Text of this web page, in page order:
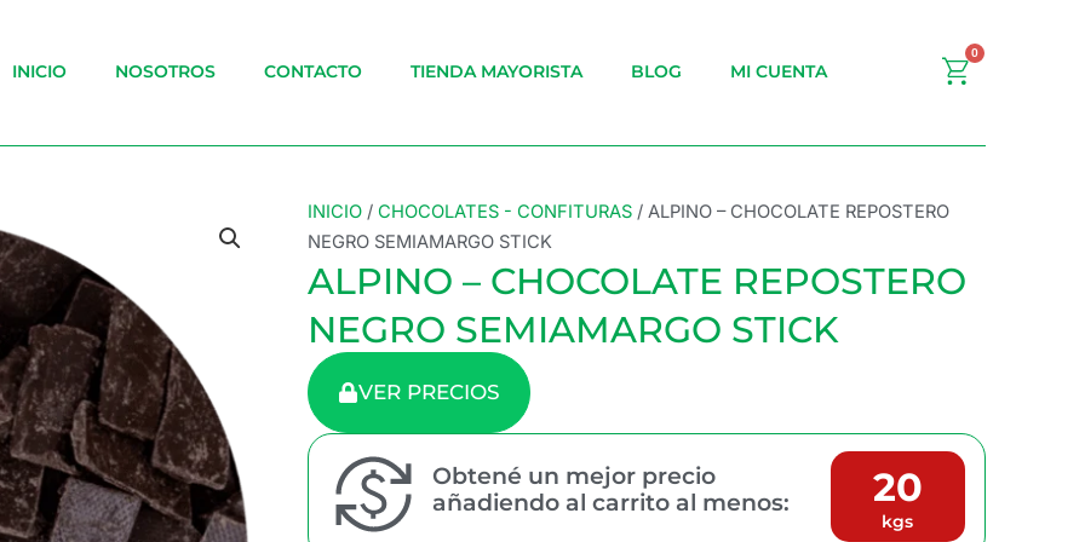
INICIO NOSOTROS CONTACTO TIENDA MAYORISTA BLOG MI CUENTA
0
Carrito
INICIO / CHOCOLATES - CONFITURAS / ALPINO – CHOCOLATE REPOSTERO
NEGRO SEMIAMARGO STICK
ALPINO – CHOCOLATE REPOSTERO
NEGRO SEMIAMARGO STICK
VER PRECIOS
Obtené un mejor precio
añadiendo al carrito al menos:
20
kgs